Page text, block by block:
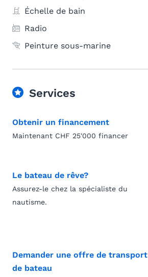
Échelle de bain
Radio
Peinture sous-marine
Services
Obtenir un financement
Maintenant CHF 25'000 financer
Le bateau de rêve?
Assurez-le chez la spécialiste du
nautisme.
Demander une offre de transport
de bateau